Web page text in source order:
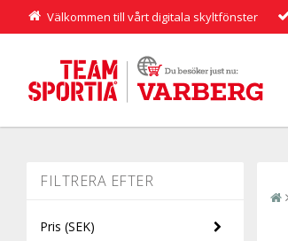
Välkommen till vårt digitala skyltfönster
Pris (SEK)